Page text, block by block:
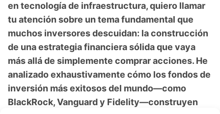
en tecnología de infraestructura, quiero llamar
tu atención sobre un tema fundamental que
muchos inversores descuidan: la construcción
de una estrategia financiera sólida que vaya
más allá de simplemente comprar acciones. He
analizado exhaustivamente cómo los fondos de
inversión más exitosos del mundo—como
BlackRock, Vanguard y Fidelity—construyen